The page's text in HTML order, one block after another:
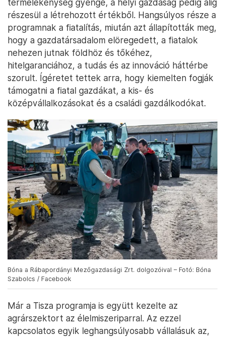
termelékenység gyenge, a helyi gazdaság pedig alig
részesül a létrehozott értékből. Hangsúlyos része a
programnak a fiatalítás, miután azt állapították meg,
hogy a gazdatársadalom elöregedett, a fiatalok
nehezen jutnak földhöz és tőkéhez,
hitelgaranciához, a tudás és az innováció háttérbe
szorult. Ígéretet tettek arra, hogy kiemelten fogják
támogatni a fiatal gazdákat, a kis- és
középvállalkozásokat és a családi gazdálkodókat.
Bóna a Rábapordányi Mezőgazdasági Zrt. dolgozóival – Fotó: Bóna
Szabolcs / Facebook
Már a Tisza programja is együtt kezelte az
agrárszektort az élelmiszeriparral. Az ezzel
kapcsolatos egyik leghangsúlyosabb vállalásuk az,